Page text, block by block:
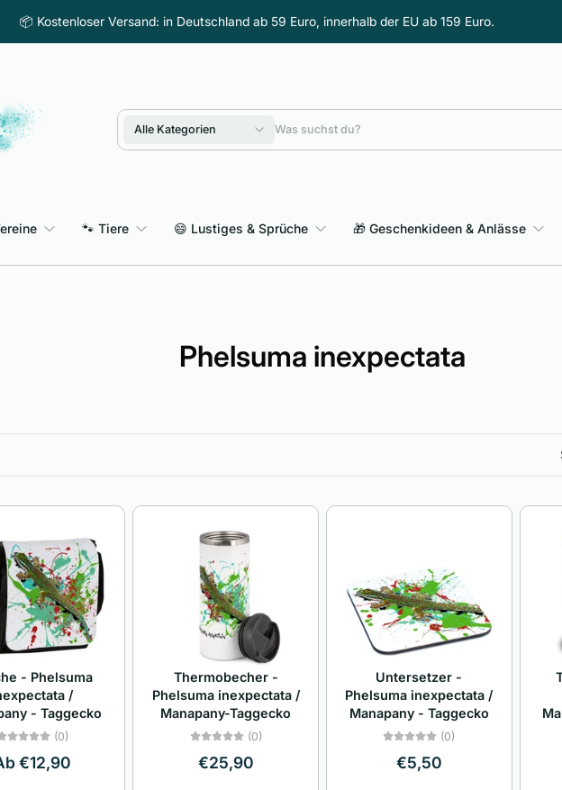
📦 Kostenloser Versand: in Deutschland ab 59 Euro, innerhalb der EU ab 159 Euro.
Alle Kategorien
🐾 Tiere 😄 Lustiges & Sprüche 🎁 Geschenkideen & Anlässe
Phelsuma inexpectata
- Phelsuma
/
- Taggecko
(0)
€12,90
Thermobecher -
Phelsuma inexpectata /
Manapany-Taggecko
(0)
€25,90
Untersetzer -
Phelsuma inexpectata /
Manapany - Taggecko
(0)
€5,50